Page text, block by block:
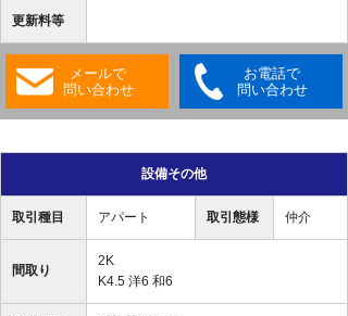
更新料等
メールで
問い合わせ
お電話で
問い合わせ
設備その他
取引種目 アパート 取引態様 仲介
間取り
2K
K4.5 洋6 和6